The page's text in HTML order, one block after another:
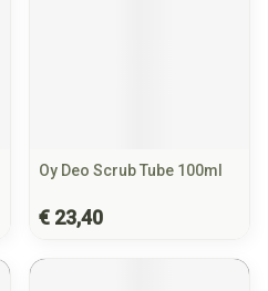
Oy Deo Scrub Tube 100ml
€ 23,40